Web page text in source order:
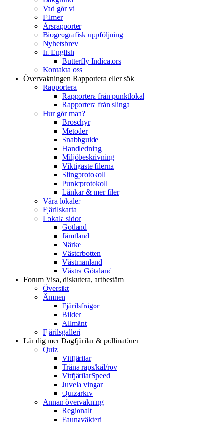
Vad gör vi
Filmer
Årsrapporter
Biogeografisk uppföljning
Nyhetsbrev
In English
Butterfly Indicators
Kontakta oss
Övervakningen Rapportera eller sök
Rapportera
Rapportera från punktlokal
Rapportera från slinga
Hur gör man?
Broschyr
Metoder
Snabbguide
Handledning
Miljöbeskrivning
Viktigaste filerna
Slingprotokoll
Punktprotokoll
Länkar & mer filer
Våra lokaler
Fjärilskarta
Lokala sidor
Gotland
Jämtland
Närke
Västerbotten
Västmanland
Västra Götaland
Forum Visa, diskutera, artbestäm
Översikt
Ämnen
Fjärilsfrågor
Bilder
Allmänt
Fjärilsgalleri
Lär dig merDagfjärilar & pollinatörer
Quiz
Vitfjärilar
Träna raps/kål/rov
VitfjärilarSpeed
Juvela vingar
Quizarkiv
Annan övervakning
Regionalt
Faunaväkteri